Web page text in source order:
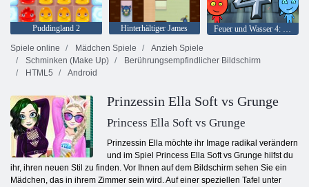
Puddingland 2 Hinterhältiger James
Feuer und Wasser 4: Kristalltempel
Spiele online
Mädchen Spiele
Anzieh Spiele
Schminken (Make Up)
Berührungsempfindlicher Bildschirm
HTML5
Android
Prinzessin Ella Soft vs Grunge
Princess Ella Soft vs Grunge
Prinzessin Ella möchte ihr Image radikal verändern
und im Spiel Princess Ella Soft vs Grunge hilfst du
ihr, ihren neuen Stil zu finden. Vor Ihnen auf dem Bildschirm sehen Sie ein
Mädchen, das in ihrem Zimmer sein wird. Auf einer speziellen Tafel unter